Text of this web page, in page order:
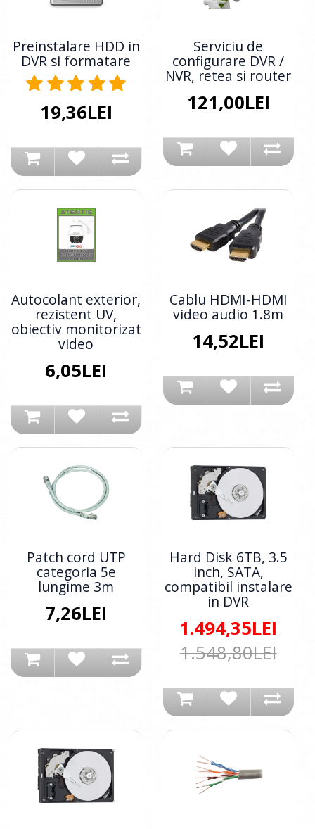
Preinstalare HDD in
DVR si formatare
19,36LEI
Serviciu de
configurare DVR /
NVR, retea si router
121,00LEI
Autocolant exterior,
rezistent UV,
obiectiv monitorizat
video
6,05LEI
Cablu HDMI-HDMI
video audio 1.8m
14,52LEI
Patch cord UTP
categoria 5e
lungime 3m
7,26LEI
Hard Disk 6TB, 3.5
inch, SATA,
compatibil instalare
in DVR
1.494,35LEI
1.548,80LEI